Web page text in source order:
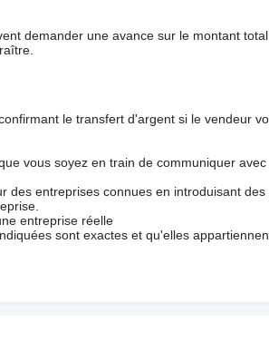
demander une avance sur le montant
le transfert d'argent si le vendeur
vous soyez en train de communiquer
entreprises connues en introduisant
entreprise réelle
sont exactes et qu'elles